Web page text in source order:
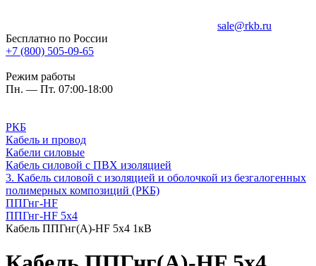
sale@rkb.ru
Бесплатно по России
+7 (800) 505-09-65
Режим работы
Пн. — Пт. 07:00-18:00
РКБ
Кабель и провод
Кабели силовые
Кабель силовой с ПВХ изоляцией
3. Кабель силовой с изоляцией и оболочкой из безгалогенных
полимерных композиций (РКБ)
ППГнг-HF
ППГнг-HF 5х4
Кабель ППГнг(А)-HF 5х4 1кВ